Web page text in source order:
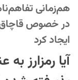
هم‌زمانی
در خصوص قاچاق
ایجاد کرد
آیا رمزارز